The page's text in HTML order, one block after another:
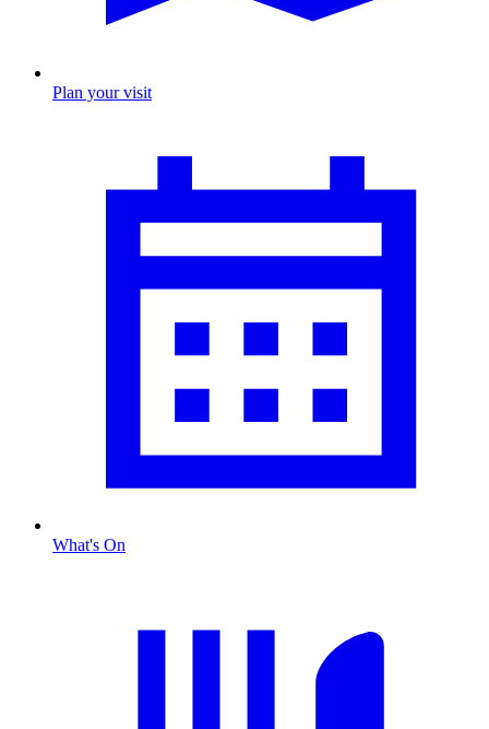
Plan your visit
What's On